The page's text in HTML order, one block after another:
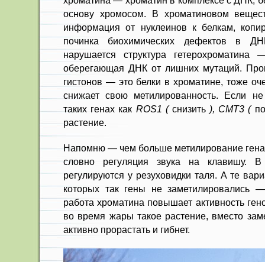
основу хромосом. В хроматиновом
информация от нуклеинов к белкам,
починка биохимических дефектов в
нарушается структура
оберегающая ДНК от лишних мутаций.
гистонов — это белки в хроматине, тоже
снижает свою метилированность. Если
таких генах как ROS1 ( снизить ), CMT3 (
растение.
Напомню — чем больше метилирование
словно регуляция звука на клавишу. В
регулируются у резуховидки таля. А те
которых так гены не заметилировались
работа хроматина повышает активность
во время жары такое растение, вместо
активно прорастать и гибнет.